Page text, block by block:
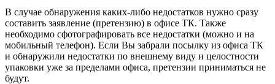
В случае обнаружения каких-либо недостатков нужно сразу
составить заявление (претензию) в офисе ТК. Также
необходимо сфотографировать все недостатки (можно и на
мобильный телефон). Если Вы забрали посылку из офиса ТК
и обнаружили недостатки по внешнему виду и целостности
упаковки уже за пределами офиса, претензии приниматься не
будут.